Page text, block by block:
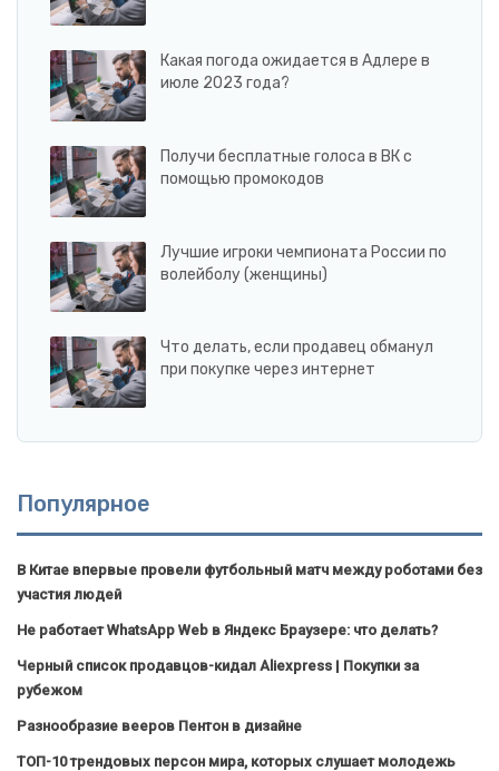
Какая погода ожидается в Адлере в
июле 2023 года?
Получи бесплатные голоса в ВК с
помощью промокодов
Лучшие игроки чемпионата России по
волейболу (женщины)
Что делать, если продавец обманул
при покупке через интернет
Популярное
В Китае впервые провели футбольный матч между роботами без
участия людей
Не работает WhatsApp Web в Яндекс Браузере: что делать?
Черный список продавцов-кидал Aliexpress | Покупки за
рубежом
Разнообразие вееров Пентон в дизайне
ТОП-10 трендовых персон мира, которых слушает молодежь